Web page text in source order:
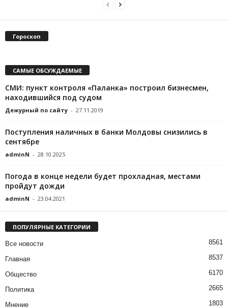
Гороскоп
САМЫЕ ОБСУЖДАЕМЫЕ
СМИ: пункт контроля «Паланка» построил бизнесмен,
находившийся под судом
Дежурный по сайту - 27.11.2019
Поступления наличных в банки Молдовы снизились в
сентябре
adminN - 28.10.2025
Погода в конце недели будет прохладная, местами
пройдут дожди
adminN - 23.04.2021
ПОПУЛЯРНЫЕ КАТЕГОРИИ
Все новости 8561
Главная 8537
Общество 6170
Политика 2665
Мнение 1803